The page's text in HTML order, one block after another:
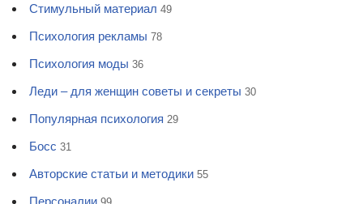
Стимульный материал 49
Психология рекламы 78
Психология моды 36
Леди – для женщин советы и секреты 30
Популярная психология 29
Босс 31
Авторские статьи и методики 55
Персоналии